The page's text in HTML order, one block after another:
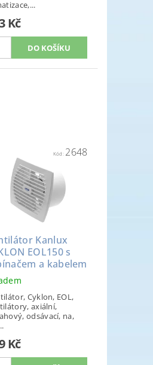
Kč
Kód: 2648
Kanlux
EOL150 s
a kabelem
Cyklon, EOL,
axiální,
odsávací, na,
Kč